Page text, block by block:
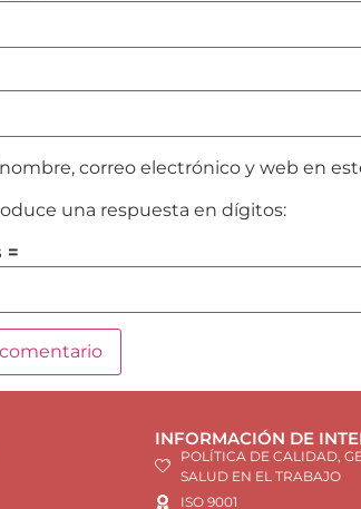
correo electrónico y web en
una respuesta en dígitos:
=
INFORMACIÓN DE
POLÍTICA DE CALIDAD,
SALUD EN EL TRABAJO
ISO 9001